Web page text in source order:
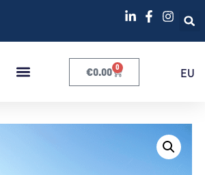
€0.00 0 EU